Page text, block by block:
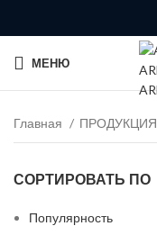
МЕНЮ
Главная ПРОДУКЦИЯ
СОРТИРОВАТЬ ПО
Популярность